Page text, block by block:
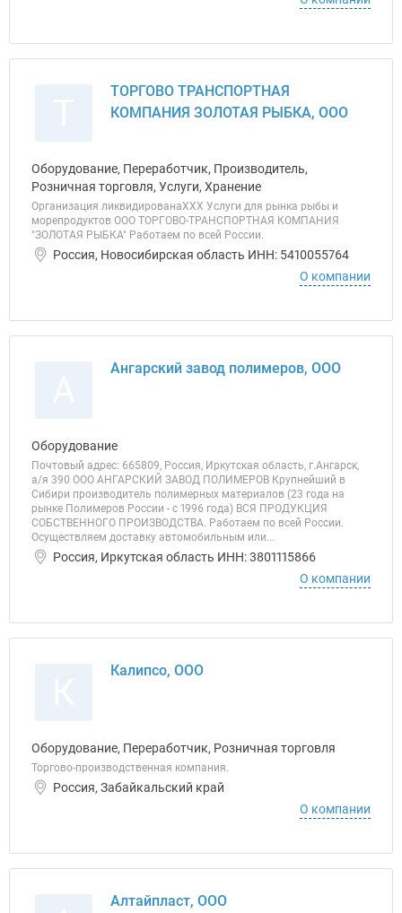
ТОРГОВО ТРАНСПОРТНАЯ
КОМПАНИЯ ЗОЛОТАЯ РЫБКА, ООО
Оборудование, Переработчик, Производитель,
Розничная торговля, Услуги, Хранение
Организация ликвидированаХХХ Услуги для рынка рыбы и
морепродуктов ООО ТОРГОВО-ТРАНСПОРТНАЯ КОМПАНИЯ
"ЗОЛОТАЯ РЫБКА" Работаем по всей России.
Россия, Новосибирская область ИНН: 5410055764
О компании
Ангарский завод полимеров, ООО
Оборудование
Почтовый адрес: 665809, Россия, Иркутская область, г.Ангарск,
а/я 390 ООО АНГАРСКИЙ ЗАВОД ПОЛИМЕРОВ Крупнейший в
Сибири производитель полимерных материалов (23 года на
рынке Полимеров России - с 1996 года) ВСЯ ПРОДУКЦИЯ
СОБСТВЕННОГО ПРОИЗВОДСТВА. Работаем по всей России.
Осуществляем доставку автомобильным или...
Россия, Иркутская область ИНН: 3801115866
О компании
Калипсо, ООО
Оборудование, Переработчик, Розничная торговля
Торгово-производственная компания.
Россия, Забайкальский край
О компании
Алтайпласт, ООО